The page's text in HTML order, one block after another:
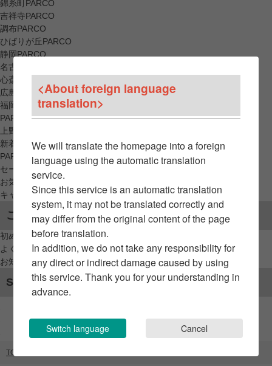
錦糸町PARCO
吉祥寺PARCO
調布PARCO
ひばりが丘PARCO
静岡PARCO
名古屋PARCO
心斎橋PARCO
広島PARCO
福岡PARCO
PARCO_ya
上野
新着アイテムから探す
PARCO限定アイテムから探す
セールアイテムから探す
お気に入りから探す
キャンペーン/クーポン対象から探す
ご利用案内
初めてのお客様へ
よくあるご質問 / お問い合わせ
お知らせ
SNSアカウント
TOP
<About foreign language
translation>
We will translate the homepage into a foreign
language using the automatic translation
service.
Since this service is an automatic translation
system, it may not be translated correctly and
may differ from the original content of the page
before translation.
In addition, we do not take any responsibility for
any direct or indirect damage caused by using
this service. Thank you for your understanding in
advance.
Switch language Cancel